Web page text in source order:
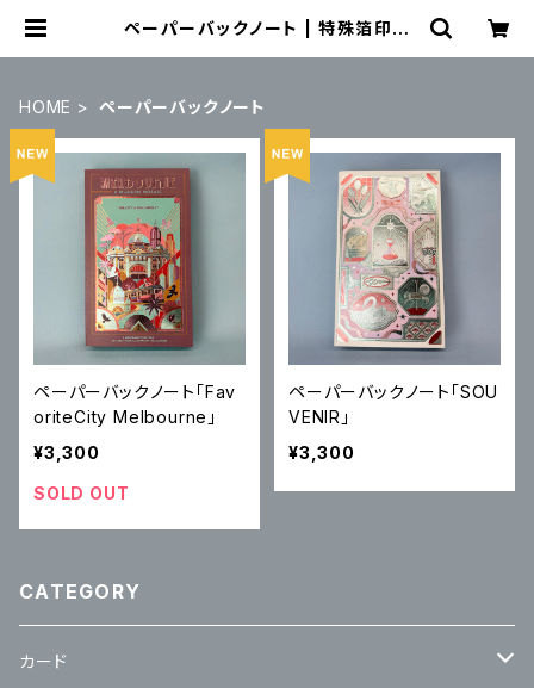
ペーパーバックノート | 特殊箔印刷
HOME
ペーパーバックノート
ペーパーバックノート「Fav
oriteCity Melbourne」
¥3,300
SOLD OUT
ペーパーバックノート「SOU
VENIR」
¥3,300
CATEGORY
カード